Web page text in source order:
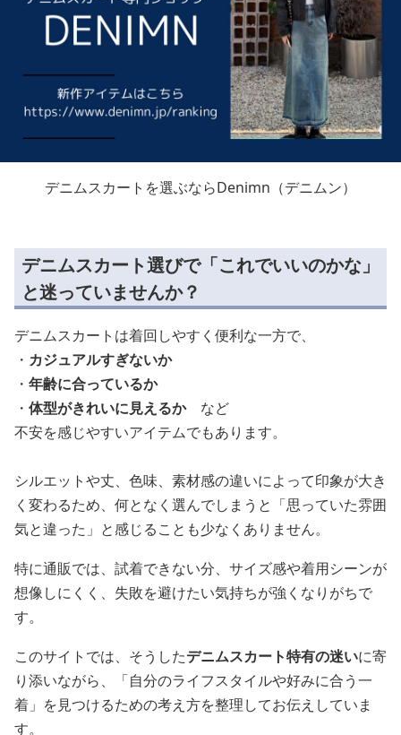
デニムスカートを選ぶならDenimn（デニムン）
デニムスカート選びで「これでいいのかな」
と迷っていませんか？
デニムスカートは着回しやすく便利な一方で、
・ カジュアルすぎないか
・ 年齢に合っているか
・ 体型がきれいに見えるかなど
不安を感じやすいアイテムでもあります。
シルエットや丈、色味、素材感の違いによって印象が大き
く変わるため、何となく選んでしまうと「思っていた雰囲
気と違った」と感じることも少なくありません。
特に通販では、試着できない分、サイズ感や着用シーンが
想像しにくく、失敗を避けたい気持ちが強くなりがちで
す。
このサイトでは、そうしたデニムスカート特有の迷いに寄
り添いながら、「自分のライフスタイルや好みに合う一
着」を見つけるための考え方を整理してお伝えしていま
す。